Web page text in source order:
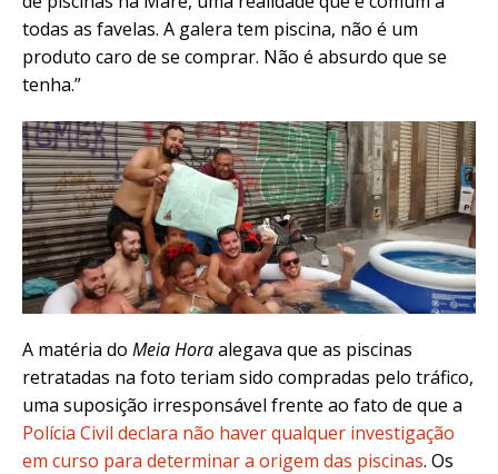
todas as favelas. A galera tem piscina, não é um
produto caro de se comprar. Não é absurdo que se
tenha.”
A matéria do Meia Horaalegava que as piscinas
retratadas na foto teriam sido compradas pelo tráfico,
uma suposição irresponsável frente ao fato de que a
Polícia Civil declara não haver qualquer investigação
em curso para determinar a origem das piscinas. Os